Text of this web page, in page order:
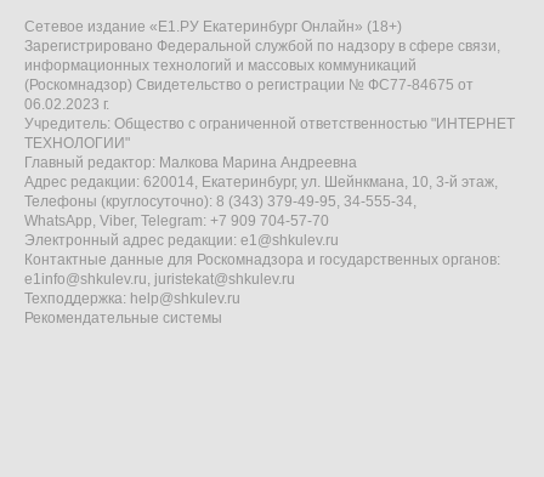
Сетевое издание «Е1.РУ Екатеринбург Онлайн» (18+)
Зарегистрировано Федеральной службой по надзору в сфере связи,
информационных технологий и массовых коммуникаций
(Роскомнадзор) Свидетельство о регистрации № ФС77-84675 от
06.02.2023 г.
Учредитель: Общество с ограниченной ответственностью "ИНТЕРНЕТ
ТЕХНОЛОГИИ"
Главный редактор: Малкова Марина Андреевна
Адрес редакции: 620014, Екатеринбург, ул. Шейнкмана, 10, 3-й этаж,
Телефоны (круглосуточно): 8 (343) 379-49-95, 34-555-34,
WhatsApp, Viber, Telegram: +7 909 704-57-70
Электронный адрес редакции: e1@shkulev.ru
Контактные данные для Роскомнадзора и государственных органов:
e1info@shkulev.ru, juristekat@shkulev.ru
Техподдержка: help@shkulev.ru
Рекомендательные системы